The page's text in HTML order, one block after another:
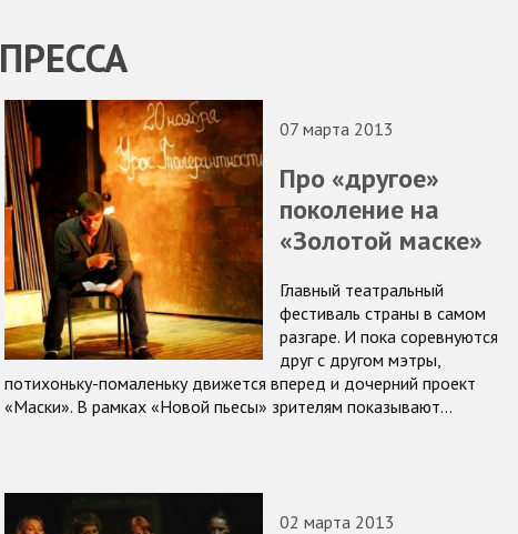
ПРЕССА
07 марта 2013
Про «другое»
поколение на
«Золотой маске»
Главный театральный
фестиваль страны в самом
разгаре. И пока соревнуются
друг с другом мэтры,
потихоньку-помаленьку движется вперед и дочерний проект
«Маски». В рамках «Новой пьесы» зрителям показывают…
02 марта 2013